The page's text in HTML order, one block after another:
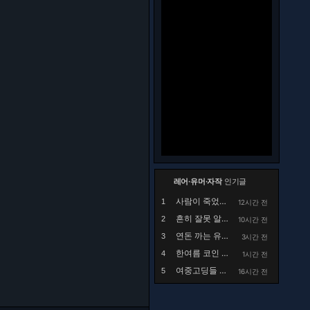
레어·유머·자작인기글
1 사람이 죽었는데 드립 치는건 좀 아닌듯
12시간 전
2
흔히 잘못 알고있는 행주대첩의 실체
10시간 전
3
연돈 까는 유튜브 댓글
3시간 전
4
한여름 코인 세탁소에서 목격했던 사건.manhwa
1시간 전
5
여중고딩들 사이에 핫하다는 집사카페 16시간 전